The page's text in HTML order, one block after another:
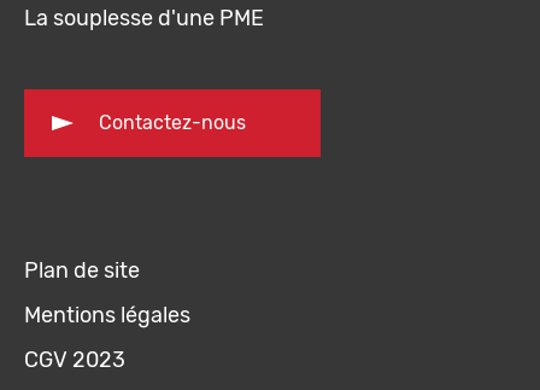
La souplesse d'une PME
Contactez-nous
Plan de site
Mentions légales
CGV 2023